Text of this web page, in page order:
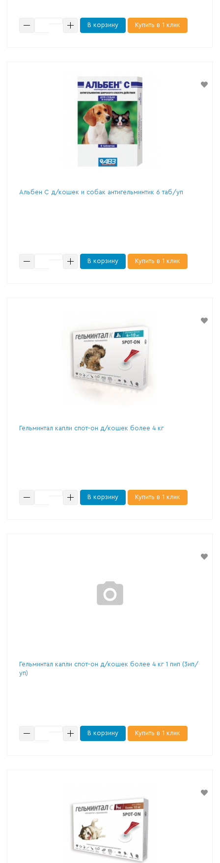
В корзину Купить в 1 клик
Альбен С д/кошек и собак антигельминтик 6 таб/уп
В корзину Купить в 1 клик
Гельминтал капли спот-он д/кошек более 4 кг
В корзину Купить в 1 клик
Гельминтал капли спот-он д/кошек более 4 кг 1 пип (3ип/
уп)
В корзину Купить в 1 клик